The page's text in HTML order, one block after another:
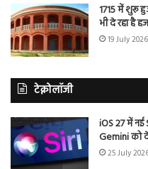
1715 में शुरू
भी दे रहा है
19 July
टेक्नोलॉजी
iOS 27 में नई
Gemini को
25 July